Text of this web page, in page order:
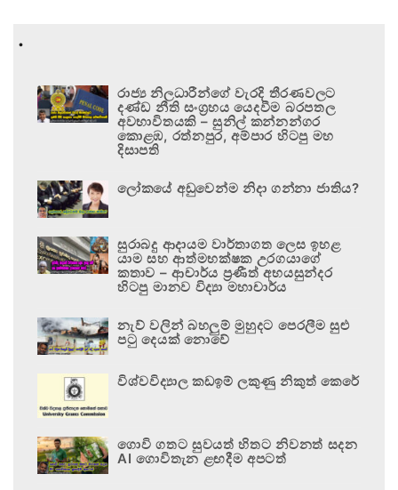
.
රාජ්‍ය නිලධාරීන්ගේ වැරදි තීරණවලට
දණ්ඩ නීති සංග්‍රහය යෙදවීම බරපතල
අවභාවිතයකි – සුනිල් කන්නන්ගර
කොළඹ, රත්නපුර, අම්පාර හිටපු මහ
දිසාපති
ලෝකයේ අඩුවෙන්ම නිදා ගන්නා ජාතිය?
සුරාබදු ආදායම වාර්තාගත ලෙස ඉහළ
යාම සහ ආත්මභක්ෂක උරගයාගේ
කතාව – ආචාර්ය ප්‍රණීත් අභයසුන්දර
හිටපු මානව විද්‍යා මහාචාර්ය
නැව් වලින් බහලුම් මුහුදට පෙරලීම සුළු
පටු දෙයක් නොවේ
විශ්වවිද්‍යාල කඩඉම් ලකුණු නිකුත් කෙරේ
ගොවි ගතට සුවයත් හිතට නිවනත් සදන
AI ගොවිතැන ළඟදීම අපටත්